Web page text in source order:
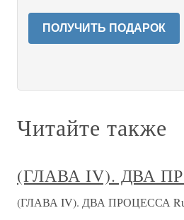
ПОЛУЧИТЬ ПОДАРОК
Читайте также
(ГЛАВА IV). ДВА
(ГЛАВА IV). ДВА ПРОЦЕССА